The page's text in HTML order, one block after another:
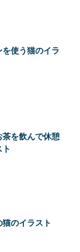
使う猫のイラ
茶を飲んで休憩
のイラスト